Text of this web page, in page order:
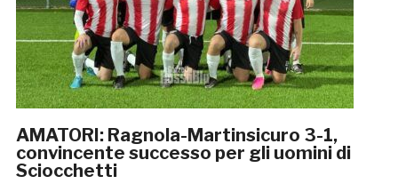
AMATORI: Ragnola-Martinsicuro 3-1,
convincente successo per gli uomini di
Sciocchetti